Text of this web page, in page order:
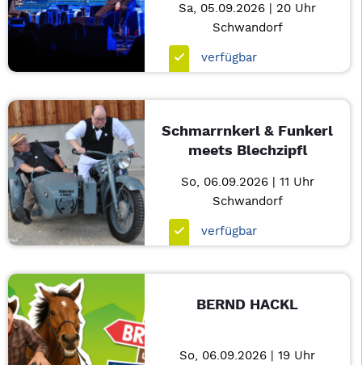
Sa, 05.09.2026 | 20 Uhr
Schwandorf
verfügbar
Schmarrnkerl & Funkerl
meets Blechzipfl
So, 06.09.2026 | 11 Uhr
Schwandorf
verfügbar
BERND HACKL
So, 06.09.2026 | 19 Uhr